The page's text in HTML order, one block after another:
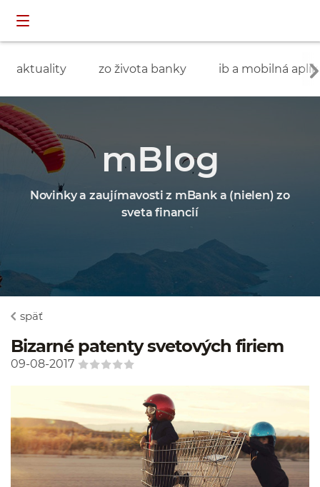
aktuality zo života banky ib a mobilná
mBlog
Novinky a zaujímavosti z mBank a (nielen) zo
sveta financií
späť
Bizarné patenty svetových firiem
09-08-2017